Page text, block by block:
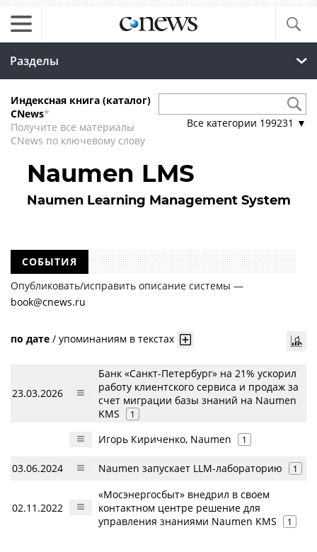
Разделы
Индексная книга (каталог)
CNews*
Получите все материалы
CNews по ключевому слову
Все категории 199231 ▼
Naumen LMS
Naumen Learning Management System
СОБЫТИЯ
Опубликовать/исправить описание системы —
book@cnews.ru
по дате / упоминаниям в текстах
23.03.2026
Банк «Санкт-Петербург» на 21% ускорил
работу клиентского сервиса и продаж за
счет миграции базы знаний на Naumen
KMS
1
Игорь Кириченко, Naumen 1
03.06.2024 Naumen запускает LLM-лабораторию 1
02.11.2022
«Мосэнергосбыт» внедрил в своем
контактном центре решение для
управления знаниями Naumen KMS
1